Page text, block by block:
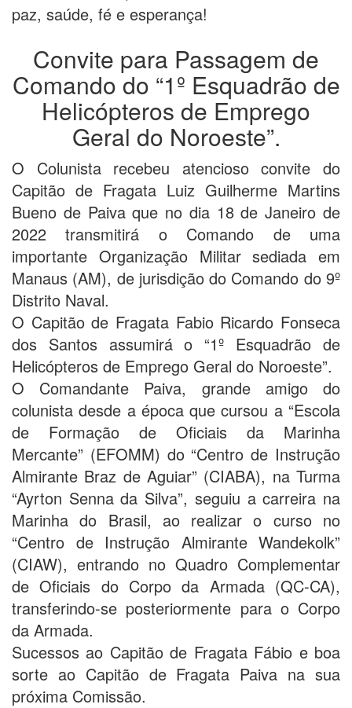
paz, saúde, fé e esperança!
Convite para Passagem de
Comando do “1º Esquadrão de
Helicópteros de Emprego
Geral do Noroeste”.
O Colunista recebeu atencioso convite do
Capitão de Fragata Luiz Guilherme Martins
Bueno de Paiva que no dia 18 de Janeiro de
2022 transmitirá o Comando de uma
importante Organização Militar sediada em
Manaus (AM), de jurisdição do Comando do 9º
Distrito Naval.
O Capitão de Fragata Fabio Ricardo Fonseca
dos Santos assumirá o “1º Esquadrão de
Helicópteros de Emprego Geral do Noroeste”.
O Comandante Paiva, grande amigo do
colunista desde a época que cursou a “Escola
de Formação de Oficiais da Marinha
Mercante” (EFOMM) do “Centro de Instrução
Almirante Braz de Aguiar” (CIABA), na Turma
“Ayrton Senna da Silva”, seguiu a carreira na
Marinha do Brasil, ao realizar o curso no
“Centro de Instrução Almirante Wandekolk”
(CIAW), entrando no Quadro Complementar
de Oficiais do Corpo da Armada (QC-CA),
transferindo-se posteriormente para o Corpo
da Armada.
Sucessos ao Capitão de Fragata Fábio e boa
sorte ao Capitão de Fragata Paiva na sua
próxima Comissão.